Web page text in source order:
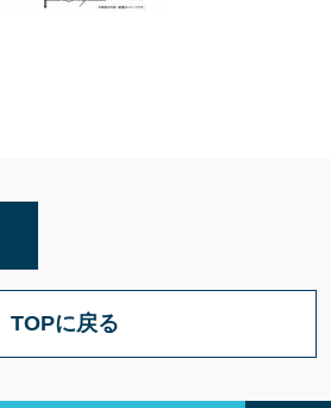
TOPに戻る